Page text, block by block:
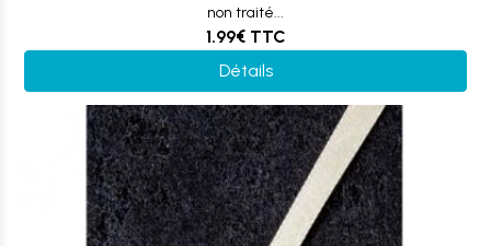
non traité...
1.99€ TTC
Détails